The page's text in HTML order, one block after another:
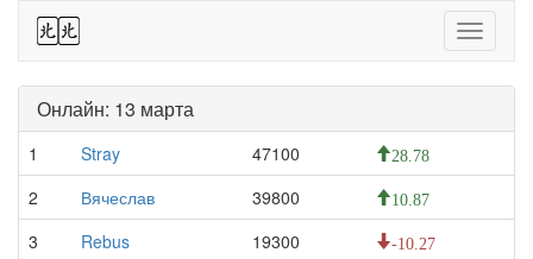
Toggle
44
Онлайн: 13 марта
1 Stray 47100 28.78
2 Вячеслав 39800 10.87
3 Rebus 19300 -10.27